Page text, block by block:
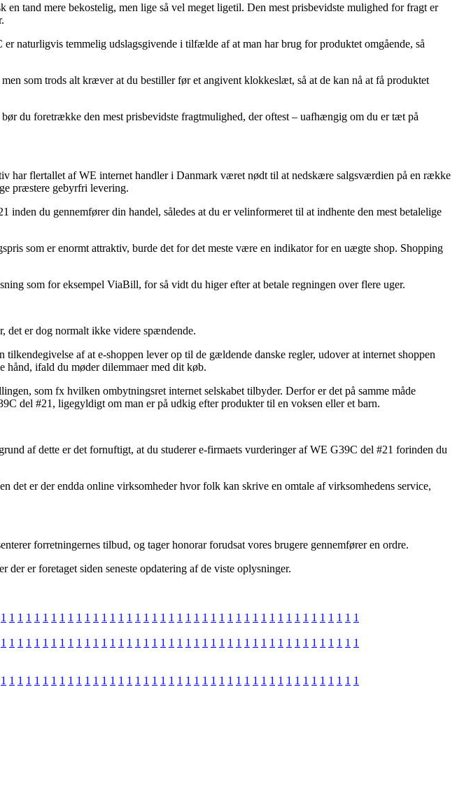
tand mere bekostelig, men lige så vel meget ligetil. Den mest prisbevidste mulighed for fragt er
naturligvis temmelig udslagsgivende i tilfælde af at man har brug for produktet omgående, så
som trods alt kræver at du bestiller før et angivent klokkeslæt, så at de kan nå at få produktet
du foretrække den mest prisbevidste fragtmulighed, der oftest – uafhængig om du er tæt på
har flertallet af WE internet handler i Danmark været nødt til at nedskære salgsværdien på en række
præstere gebyrfri levering.
du gennemfører din handel, således at du er velinformeret til at indhente den mest betalelige
som er enormt attraktiv, burde det for det meste være en indikator for en uægte shop. Shopping
som for eksempel ViaBill, for så vidt du higer efter at betale regningen over flere uger.
det er dog normalt ikke videre spændende.
af at e-shoppen lever op til de gældende danske regler, udover at internet shoppen
hånd, ifald du møder dilemmaer med dit køb.
som fx hvilken ombytningsret internet selskabet tilbyder. Derfor er det på samme måde
del #21, ligegyldigt om man er på udkig efter produkter til en voksen eller et barn.
af dette er det fornuftigt, at du studerer e-firmaets vurderinger af WE G39C del #21 forinden du
er der endda online virksomheder hvor folk kan skrive en omtale af virksomhedens service,
forretningernes tilbud, og tager honorar forudsat vores brugere gennemfører en ordre.
er foretaget siden seneste opdatering af de viste oplysninger.
1 1 1 1 1 1 1 1 1 1 1 1 1 1 1 1 1 1 1 1 1 1 1 1 1 1 1 1 1 1 1 1 1 1 1 1 1 1 1 1 1 1 1
1 1 1 1 1 1 1 1 1 1 1 1 1 1 1 1 1 1 1 1 1 1 1 1 1 1 1 1 1 1 1 1 1 1 1 1 1 1 1 1 1 1 1
1 1 1 1 1 1 1 1 1 1 1 1 1 1 1 1 1 1 1 1 1 1 1 1 1 1 1 1 1 1 1 1 1 1 1 1 1 1 1 1 1 1 1